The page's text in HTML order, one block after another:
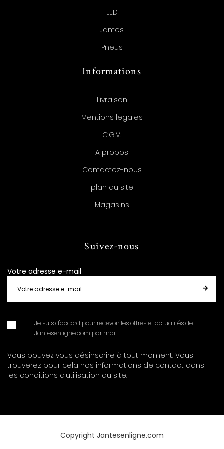
LED
Jantes
Pneus
Informations
Livraison
Mentions legales
C.G.V.
A propos
Contactez-nous
plan du site
Magasins
Suivez-nous
Votre adresse e-mail
Je suis d'accord pour recevoir les offres et actualités de
Jantesenligne.com par mail
Vous pouvez vous désinscrire à tout moment. Vous
trouverez pour cela nos informations de contact dans
les conditions d'utilisation du site.
Copyright Jantesenligne.com